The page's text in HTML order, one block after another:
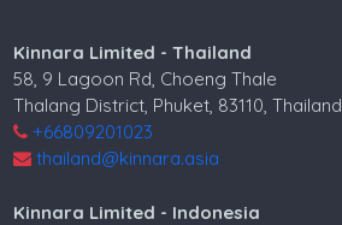
Kinnara Limited - Thailand
58, 9 Lagoon Rd, Choeng Thale
Thalang District, Phuket, 83110, Thailand
+66809201023
thailand@kinnara.asia
Kinnara Limited - Indonesia